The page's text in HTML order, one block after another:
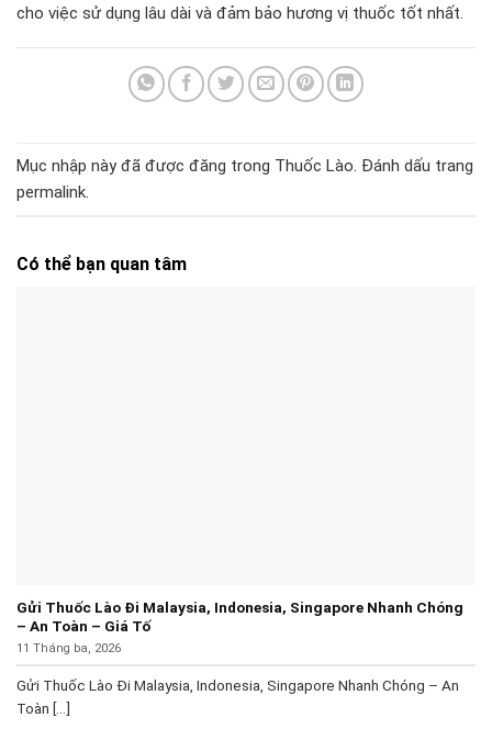
cho việc sử dụng lâu dài và đảm bảo hương vị thuốc tốt nhất.
Mục nhập này đã được đăng trong Thuốc Lào. Đánh dấu trang
permalink.
Có thể bạn quan tâm
Gửi Thuốc Lào Đi Malaysia, Indonesia, Singapore Nhanh Chóng
– An Toàn – Giá Tố
11 Tháng ba, 2026
Gửi Thuốc Lào Đi Malaysia, Indonesia, Singapore Nhanh Chóng – An
Toàn [...]